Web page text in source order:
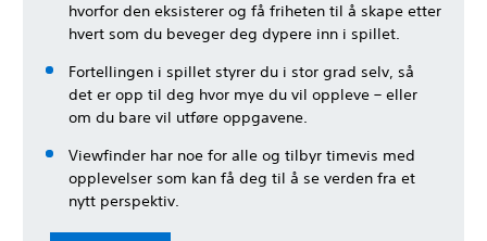
hvorfor den eksisterer og få friheten til å skape etter
hvert som du beveger deg dypere inn i spillet.
Fortellingen i spillet styrer du i stor grad selv, så
det er opp til deg hvor mye du vil oppleve – eller
om du bare vil utføre oppgavene.
Viewfinder har noe for alle og tilbyr timevis med
opplevelser som kan få deg til å se verden fra et
nytt perspektiv.